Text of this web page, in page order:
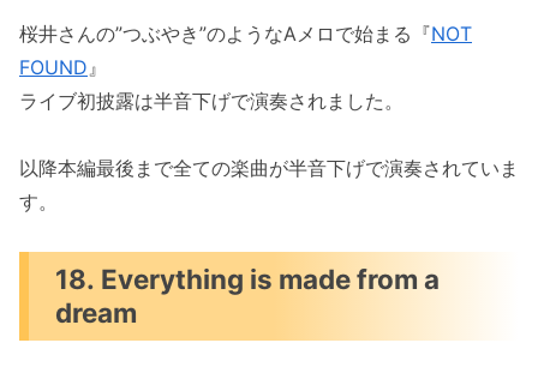
桜井さんの”つぶやき”のようなAメロで始まる『NOT
FOUND 』
ライブ初披露は半音下げで演奏されました。
以降本編最後まで全ての楽曲が半音下げで演奏されていま
す。
18. Everything is made from a
dream